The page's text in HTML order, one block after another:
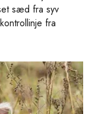
sæd fra syv
fra